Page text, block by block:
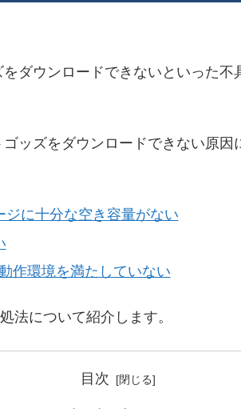
ダウンロードできないといった
ッズをダウンロードできない原
ジに十分な空き容量がない
作環境を満たしていない
法について紹介します。
目次